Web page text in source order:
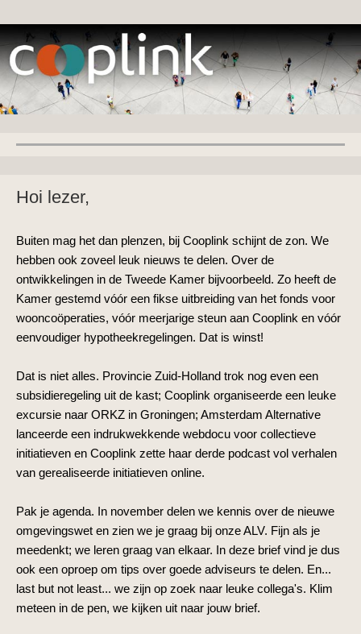
Hoi lezer,
Buiten mag het dan plenzen, bij Cooplink schijnt de zon. We
hebben ook zoveel leuk nieuws te delen. Over de
ontwikkelingen in de Tweede Kamer bijvoorbeeld. Zo heeft de
Kamer gestemd vóór een fikse uitbreiding van het fonds voor
wooncoöperaties, vóór meerjarige steun aan Cooplink en vóór
eenvoudiger hypotheekregelingen. Dat is winst!
Dat is niet alles. Provincie Zuid-Holland trok nog even een
subsidieregeling uit de kast; Cooplink organiseerde een leuke
excursie naar ORKZ in Groningen; Amsterdam Alternative
lanceerde een indrukwekkende webdocu voor collectieve
initiatieven en Cooplink zette haar derde podcast vol verhalen
van gerealiseerde initiatieven online.
Pak je agenda. In november delen we kennis over de nieuwe
omgevingswet en zien we je graag bij onze ALV. Fijn als je
meedenkt; we leren graag van elkaar. In deze brief vind je dus
ook een oproep om tips over goede adviseurs te delen. En...
last but not least... we zijn op zoek naar leuke collega's. Klim
meteen in de pen, we kijken uit naar jouw brief.